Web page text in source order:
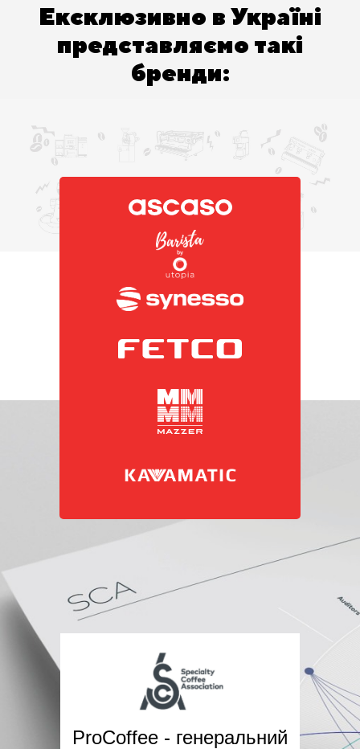
Ексклюзивно в Україні
представляємо такі
бренди:
ProCoffee - генеральний